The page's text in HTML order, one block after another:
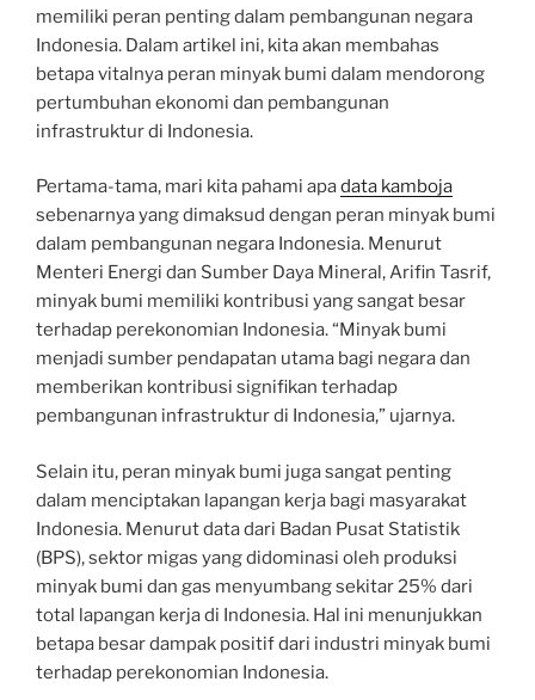
memiliki peran penting dalam pembangunan negara
Indonesia. Dalam artikel ini, kita akan membahas
betapa vitalnya peran minyak bumi dalam mendorong
pertumbuhan ekonomi dan pembangunan
infrastruktur di Indonesia.
Pertama-tama, mari kita pahami apadata kamboja
sebenarnya yang dimaksud dengan peran minyak bumi
dalam pembangunan negara Indonesia. Menurut
Menteri Energi dan Sumber Daya Mineral, Arifin Tasrif,
minyak bumi memiliki kontribusi yang sangat besar
terhadap perekonomian Indonesia. “Minyak bumi
menjadi sumber pendapatan utama bagi negara dan
memberikan kontribusi signifikan terhadap
pembangunan infrastruktur di Indonesia,” ujarnya.
Selain itu, peran minyak bumi juga sangat penting
dalam menciptakan lapangan kerja bagi masyarakat
Indonesia. Menurut data dari Badan Pusat Statistik
(BPS), sektor migas yang didominasi oleh produksi
minyak bumi dan gas menyumbang sekitar 25% dari
total lapangan kerja di Indonesia. Hal ini menunjukkan
betapa besar dampak positif dari industri minyak bumi
terhadap perekonomian Indonesia.